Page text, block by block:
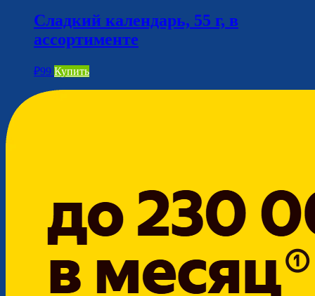
Сладкий календарь, 55 г, в
ассортименте
₽99 Купить